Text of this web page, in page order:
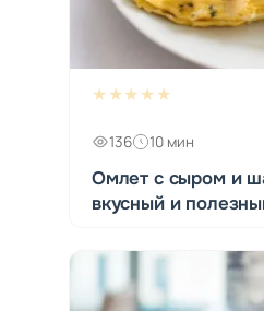
★★★★★
136 10 мин
Омлет с сыром и
вкусный и